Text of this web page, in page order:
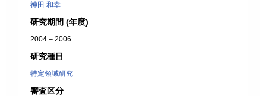
神田 和幸
研究期間 (年度)
2004 – 2006
研究種目
特定領域研究
審査区分